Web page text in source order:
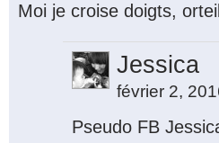
Moi je croise doigts,
Jessica
février 2,
Pseudo FB